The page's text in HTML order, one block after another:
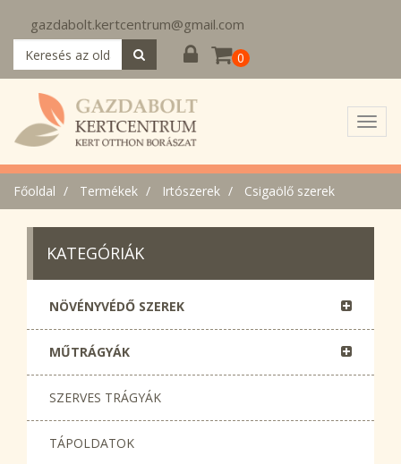
gazdabolt.kertcentrum@gmail.com
0
Főoldal Termékek Irtószerek Csigaölő szerek
KATEGÓRIÁK
NÖVÉNYVÉDŐ SZEREK
MŰTRÁGYÁK
SZERVES TRÁGYÁK
TÁPOLDATOK